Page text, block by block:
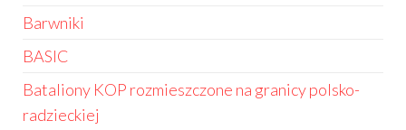
Barwniki
BASIC
Bataliony KOP rozmieszczone na granicy polsko-
radzieckiej